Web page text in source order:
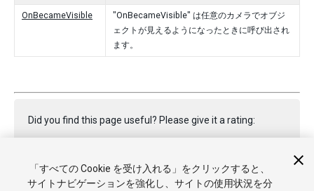
OnBecameVisible
"OnBecameVisible" は任意のカメラでオブジ
ェクトが見えるようになったときに呼び出され
ます。
Did you find this page useful? Please give it a rating:
Report a problem on this page
「すべての Cookie を受け入れる」をクリックすると、
サイトナビゲーションを強化し、サイトの使用状況を分